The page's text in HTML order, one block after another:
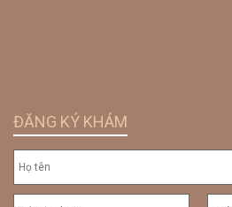
ĐĂNG KÝ KHÁM